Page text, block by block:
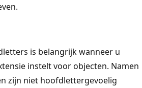
is belangrijk wanneer u
instelt voor objecten. Namen
zijn niet hoofdlettergevoelig